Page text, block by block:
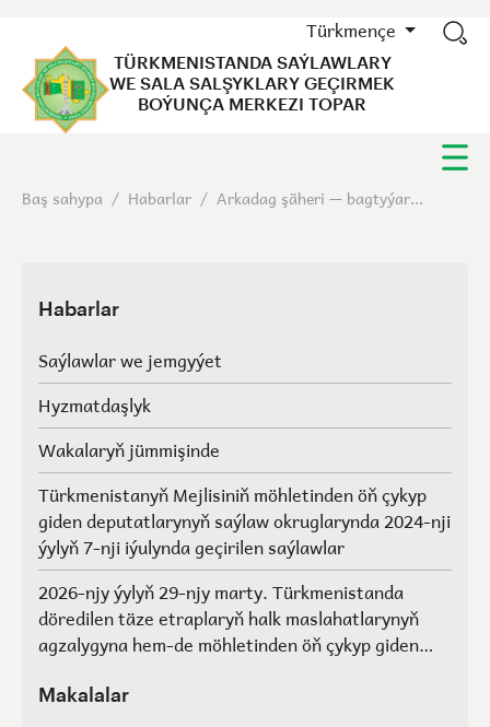
Türkmençe
TÜRKMENISTANDA SAÝLAWLARY
WE SALA SALŞYKLARY GEÇIRMEK
BOÝUNÇA MERKEZI TOPAR
Baş sahypa / Habarlar / Arkadag şäheri — bagtyýar...
Habarlar
Saýlawlar we jemgyýet
Hyzmatdaşlyk
Wakalaryň jümmişinde
Türkmenistanyň Mejlisiniň möhletinden öň çykyp
giden deputatlarynyň saýlaw okruglarynda 2024-nji
ýylyň 7-nji iýulynda geçirilen saýlawlar
2026-njy ýylyň 29-njy marty. Türkmenistanda
döredilen täze etraplaryň halk maslahatlarynyň
agzalygyna hem-de möhletinden öň çykyp giden
maslahatlarynyň we Geňeşleriň agzalarynyň ýerine
Makalalar